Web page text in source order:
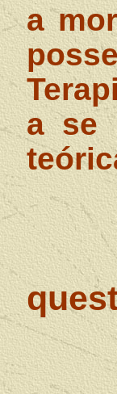
a
a se